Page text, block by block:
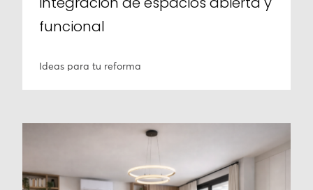
funcional
Ideas para tu reforma